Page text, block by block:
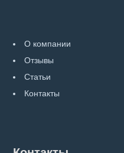
О компании
Отзывы
Статьи
Контакты